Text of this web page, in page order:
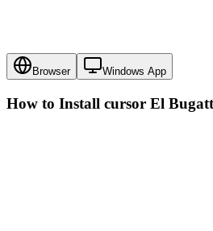
Browser Windows App
How to Install cursor El